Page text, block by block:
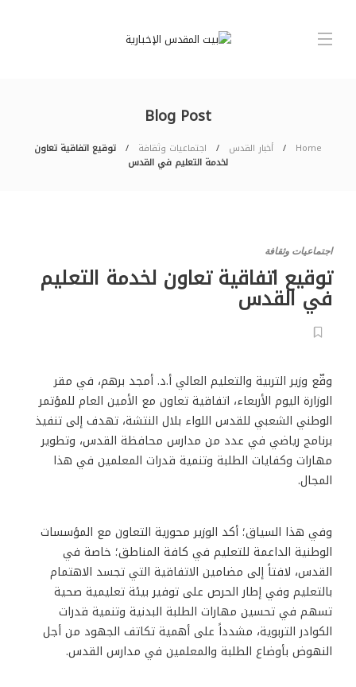
Blog Post
Home أخبار القدس اجتماعيات وثقافة
توقيع اتفاقية تعاون
لخدمة التعليم في القدس
اجتماعيات وثقافة
توقيع اتفاقية تعاون لخدمة التعليم
في القدس
وقّع وزير التربية والتعليم العالي أ.د. أمجد برهم، في مقر
الوزارة اليوم الأربعاء، اتفاقية تعاون مع الأمين العام للمؤتمر
الوطني الشعبي للقدس اللواء بلال النتشة، تهدف إلى تنفيذ
برنامج رياضي في عدد من مدارس محافظة القدس، وتطوير
مهارات وكفايات الطلبة وتنمية قدرات المعلمين في هذا
المجال.
وفي هذا السياق؛ أكد الوزير محورية التعاون مع المؤسسات
الوطنية الداعمة للتعليم في كافة المناطق؛ خاصة في
القدس، لافتاً إلى مضامين الاتفاقية التي تجسد الاهتمام
بالتعليم وفي إطار الحرص على توفير بيئة تعليمية صحية
تسهم في تحسين مهارات الطلبة البدنية وتنمية قدرات
الكوادر التربوية، مشدداً على أهمية تكاتف الجهود من أجل
النهوض بأوضاع الطلبة والمعلمين في مدارس القدس.